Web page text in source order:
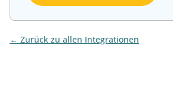
Zurück zu allen Integrationen